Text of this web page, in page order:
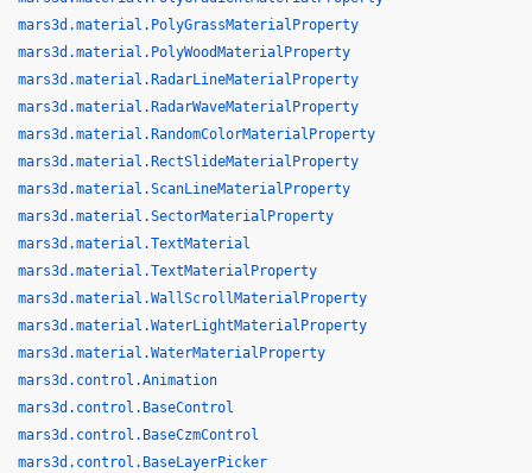
mars3d.material.PolyGrassMaterialProperty
mars3d.material.PolyWoodMaterialProperty
mars3d.material.RadarLineMaterialProperty
mars3d.material.RadarWaveMaterialProperty
mars3d.material.RandomColorMaterialProperty
mars3d.material.RectSlideMaterialProperty
mars3d.material.ScanLineMaterialProperty
mars3d.material.SectorMaterialProperty
mars3d.material.TextMaterial
mars3d.material.TextMaterialProperty
mars3d.material.WallScrollMaterialProperty
mars3d.material.WaterLightMaterialProperty
mars3d.material.WaterMaterialProperty
mars3d.control.Animation
mars3d.control.BaseControl
mars3d.control.BaseCzmControl
mars3d.control.BaseLayerPicker